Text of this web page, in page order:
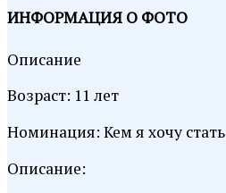
ИНФОРМАЦИЯ О ФОТО
Описание
Возраст: 11 лет
Номинация: Кем я хочу стать
Описание: